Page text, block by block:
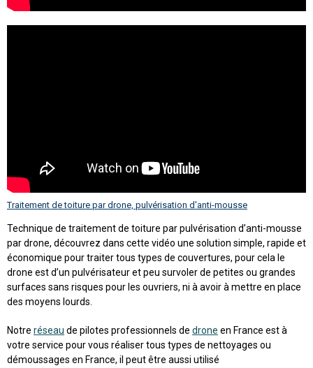
Traitement de toiture par drone, pulvérisation d'anti-mousse
Technique de traitement de toiture par pulvérisation d’anti-mousse
par drone, découvrez dans cette vidéo une solution simple, rapide et
économique pour traiter tous types de couvertures, pour cela le
drone est d’un pulvérisateur et peu survoler de petites ou grandes
surfaces sans risques pour les ouvriers, ni à avoir à mettre en place
des moyens lourds.
Notre réseau de pilotes professionnels de drone en France est à
votre service pour vous réaliser tous types de nettoyages ou
démoussages en France, il peut être aussi utilisé